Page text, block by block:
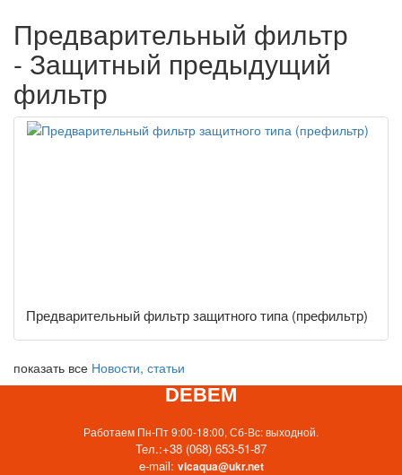
Предварительный фильтр
- Защитный предыдущий
фильтр
Предварительный фильтр защитного типа (префильтр)
показать все Новости, статьи
DEBEM
Работаем Пн-Пт 9:00-18:00, Сб-Вс: выходной.
Тел.:+38 (068) 653-51-87
e-mail: vicaqua@ukr.net